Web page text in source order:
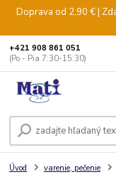
Doprava od 2,90 € |
+421 908 861 051
(Po - Pia 7:30-15:30)
Úvod varenie, pečenie